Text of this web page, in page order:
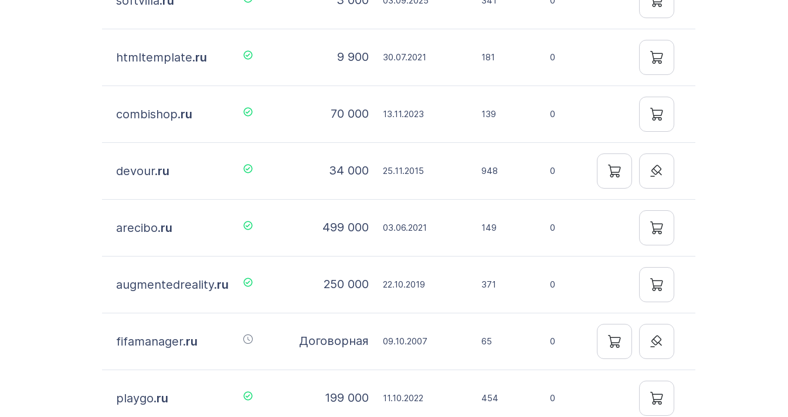
htmltemplate.ru 9 900 30.07.2021 181 0
combishop.ru 70 000 13.11.2023 139 0
devour.ru 34 000 25.11.2015 948 0
arecibo.ru 499 000 03.06.2021 149 0
augmentedreality.ru 250 000 22.10.2019 371 0
fifamanager.ru Договорная 09.10.2007 65 0
playgo.ru 199 000 11.10.2022 454 0